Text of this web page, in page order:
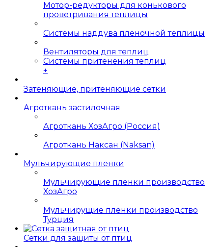
Мотор-редукторы для конькового
проветривания теплицы
Системы наддува пленочной теплицы
Вентиляторы для теплиц
Системы притенения теплиц
+
Затеняющие, притеняющие сетки
Агроткань застилочная
Агроткань ХозАгро (Россия)
Агроткань Наксан (Naksan)
Мульчирующие пленки
Мульчирующие пленки производство
ХозАгро
Мульчирущие пленки производство
Турция
Сетки для защиты от птиц